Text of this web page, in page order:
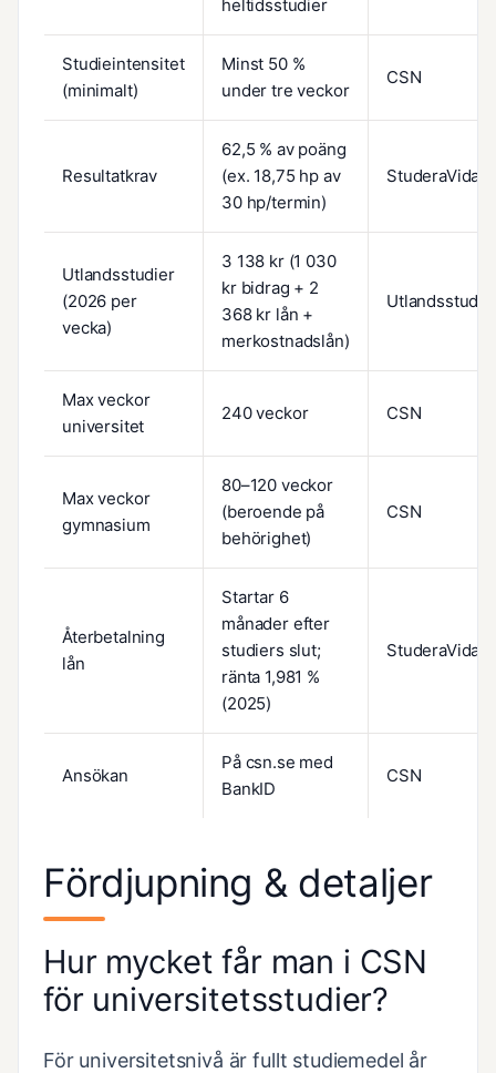
heltidsstudier
Studieintensitet
(minimalt)
Minst 50 %
under tre veckor
CSN
Resultatkrav
62,5 % av poäng
(ex. 18,75 hp av
30 hp/termin)
Utlandsstudier
(2026 per
vecka)
3 138 kr (1 030
kr bidrag + 2
368 kr lån +
merkostnadslån)
Max veckor
universitet
240 veckor CSN
Max veckor
gymnasium
80–120 veckor
(beroende på
behörighet)
CSN
Återbetalning
lån
Startar 6
månader efter
studiers slut;
ränta 1,981 %
(2025)
Ansökan
På csn.se med
BankID
CSN
Fördjupning & detaljer
Hur mycket får man i CSN
för universitetsstudier?
För universitetsnivå är fullt studiemedel år